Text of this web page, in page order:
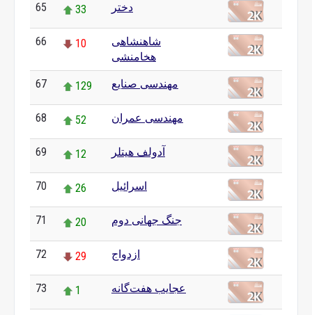
65 33 دختر
66 10
شاهنشاهی
هخامنشی
67 129 مهندسی صنایع
68 52 مهندسی عمران
69 12 آدولف هیتلر
70 26 اسرائیل
71 20 جنگ جهانی دوم
72 29 ازدواج
73 1 عجایب هفت‌گانه